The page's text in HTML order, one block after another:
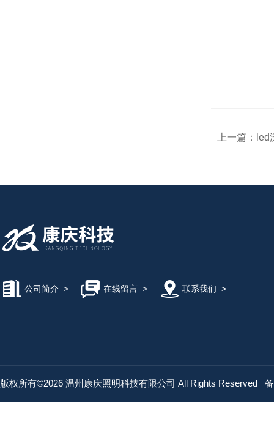
上一篇： led
公司简介 > 在线留言> 联系我们 >
版权所有©2026 温州康庆照明科技有限公司 All Rights Reserved